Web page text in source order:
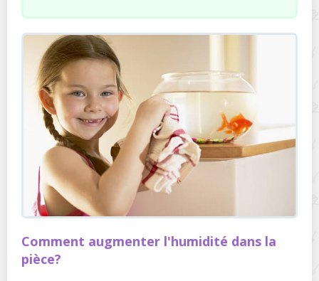
Comment augmenter l'humidité dans la
pièce?